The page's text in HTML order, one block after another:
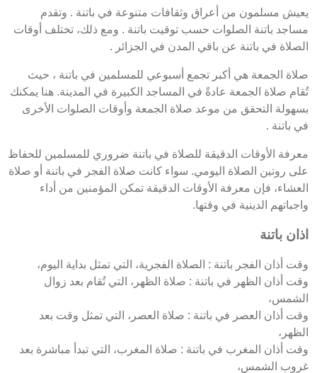
يعيش مسلمون من أعراق وثقافات متنوعة في باتنة . وتقدم
مساجد باتنة الصلوات حسب توقيت باتنة . ومع ذلك، تختلف أوقات
الصلاة في باتنة عن باقي المدن في الجزائر .
صلاة الجمعة هي أكبر تجمع أسبوعي للمسلمين في باتنة ، حيث
تُقام صلاة الجمعة عادةً في المساجد الكبيرة في المدينة. هنا يمكنك
بسهولة التحقق من موعد صلاة الجمعة وأوقات الصلوات الأخرى
في باتنة .
معرفة الأوقات الدقيقة للصلاة في باتنة ضروري للمسلمين للحفاظ
على روتين الصلاة اليومي. سواء كانت صلاة الفجر في باتنة أو صلاة
العشاء، فإن معرفة الأوقات الدقيقة تمكن المؤمنين من أداء
واجباتهم الدينية في وقتها.
اذان باتنة
وقت أذان الفجر باتنة : الصلاة الفجرية، التي تمثل بداية اليوم،
وقت أذان الظهر في باتنة : صلاة الظهر، التي تُقام بعد زوال
الشمس،
وقت أذان العصر في باتنة : صلاة العصر، التي تمثل وقت بعد
الظهر،
وقت أذان المغرب في باتنة : صلاة المغرب، التي تبدأ مباشرة بعد
غروب الشمس،